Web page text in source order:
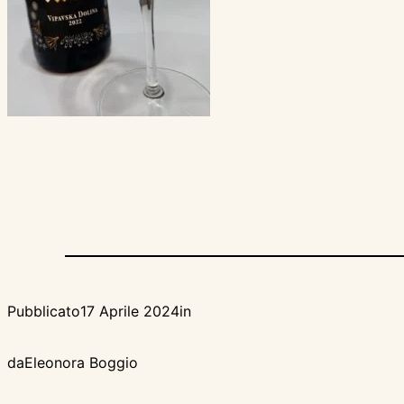
Pubblicato17 Aprile 2024in
daEleonora Boggio